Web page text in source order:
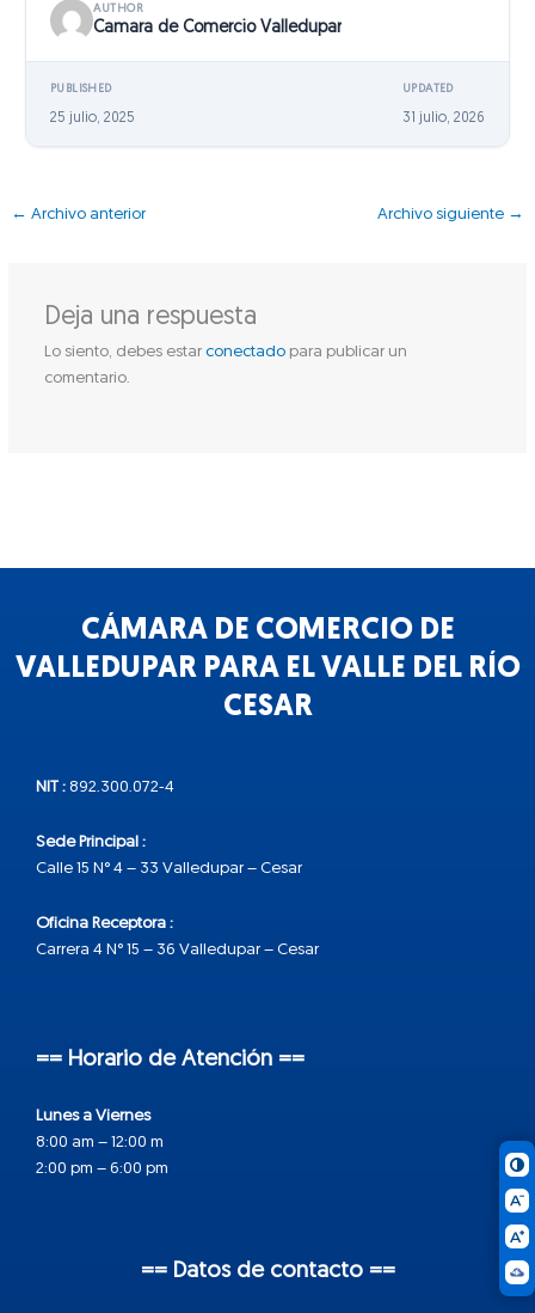
AUTHOR
Camara de Comercio Valledupar
PUBLISHED
25 julio, 2025
UPDATED
31 julio, 2026
← Archivo anterior Archivo siguiente →
Deja una respuesta
Lo siento, debes estar conectadopara publicar un
comentario.
CÁMARA DE COMERCIO DE
VALLEDUPAR PARA EL VALLE DEL RÍO
CESAR
NIT : 892.300.072-4
Sede Principal :
Calle 15 N° 4 – 33 Valledupar – Cesar
Oficina Receptora :
Carrera 4 N° 15 – 36 Valledupar – Cesar
== Horario de Atención ==
Lunes a Viernes
8:00 am – 12:00 m
2:00 pm – 6:00 pm
== Datos de contacto ==